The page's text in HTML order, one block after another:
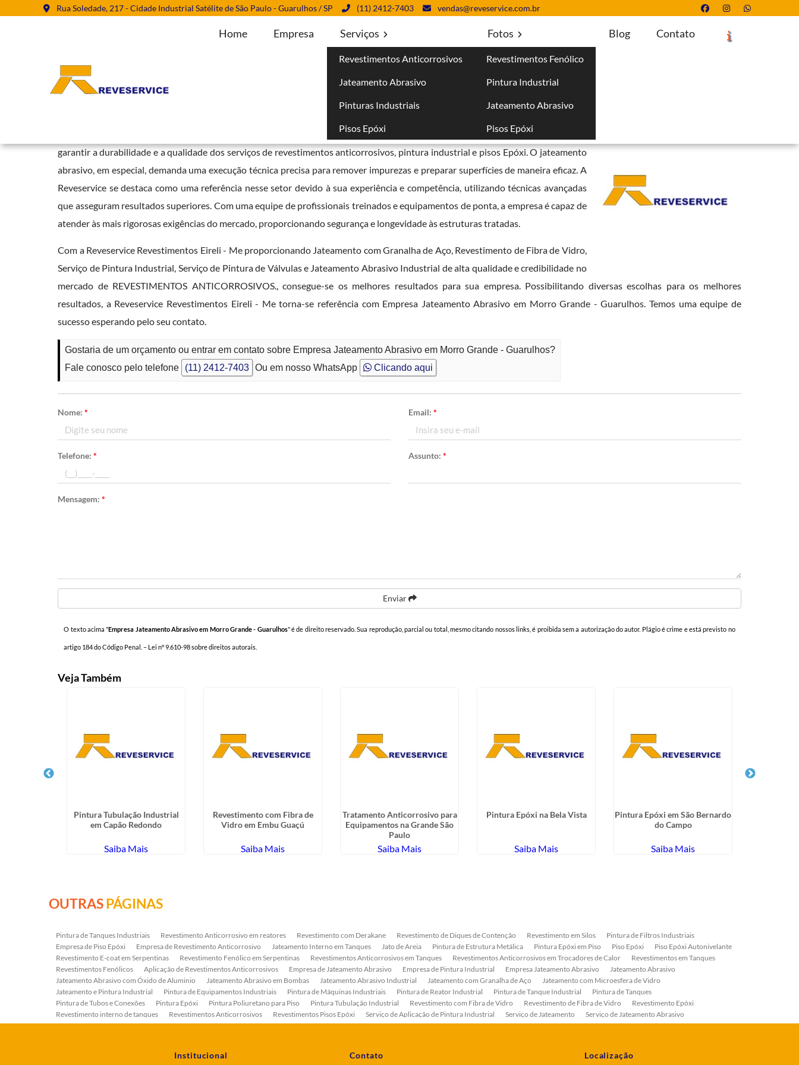
Rua Soledade, 217 - Cidade Industrial Satélite de São Paulo - Guarulhos / SP (11) 2412-7403 vendas@reveservice.com.br
Home Empresa Serviços
Revestimentos Anticorrosivos
Jateamento Abrasivo
Pinturas Industriais
Pisos Epóxi
Fotos
Revestimentos Fenólico
Pintura Industrial
Jateamento Abrasivo
Pisos Epóxi
Blog Contato
Empresa Jateamento Abrasivo em Morro Grande - Guarulhos Solicite um Orçamento
Empresa Jateamento Abrasivo em Morro Grande - Guarulhos
bem qualificada no mercado é essencial para
garantir a durabilidade e a qualidade dos serviços de revestimentos anticorrosivos, pintura industrial e pisos Epóxi. O jateamento
abrasivo, em especial, demanda uma execução técnica precisa para remover impurezas e preparar superfícies de maneira eficaz. A
Reveservice se destaca como uma referência nesse setor devido à sua experiência e competência, utilizando técnicas avançadas
que asseguram resultados superiores. Com uma equipe de profissionais treinados e equipamentos de ponta, a empresa é capaz de
atender às mais rigorosas exigências do mercado, proporcionando segurança e longevidade às estruturas tratadas.
Com a Reveservice Revestimentos Eireli - Me proporcionando Jateamento com Granalha de Aço, Revestimento de Fibra de Vidro,
Serviço de Pintura Industrial, Serviço de Pintura de Válvulas e Jateamento Abrasivo Industrial de alta qualidade e credibilidade no
mercado de REVESTIMENTOS ANTICORROSIVOS., consegue-se os melhores resultados para sua empresa. Possibilitando diversas escolhas para os melhores
resultados, a Reveservice Revestimentos Eireli - Me torna-se referência com Empresa Jateamento Abrasivo em Morro Grande - Guarulhos. Temos uma equipe de
sucesso esperando pelo seu contato.
Gostaria de um orçamento ou entrar em contato sobre Empresa Jateamento Abrasivo em Morro Grande - Guarulhos?
Fale conosco pelo telefone
(11) 2412-7403 Ou em nosso WhatsApp Clicando aqui
Nome:* Email: *
Telefone:* Assunto: *
Mensagem:*
Enviar
O texto acima "Empresa Jateamento Abrasivo em Morro Grande - Guarulhos" é de direito reservado. Sua reprodução, parcial ou total, mesmo citando nossos links, é proibida sem a autorização do autor. Plágio é crime e está previsto no
artigo 184 do Código Penal. – Lei n° 9.610-98 sobre direitos autorais
Veja Também
Pintura Tubulação Industrial
em Capão Redondo
Saiba Mais
Revestimento com Fibra de
Vidro em Embu Guaçú
Saiba Mais
Tratamento Anticorrosivo para
Equipamentos na Grande São
Paulo
Saiba Mais
Pintura Epóxi na Bela Vista
Saiba Mais
Pintura Epóxi em São Bernardo
do Campo
Saiba Mais
OUTRASPÁGINAS
Pintura de Tanques Industriais Revestimento Anticorrosivo em reatores Revestimento com Derakane Revestimento de Diques de Contenção Revestimento em Silos
Pintura de Filtros Industriais
Empresa de Piso Epóxi
Empresa de Revestimento Anticorrosivo Jateamento Interno em Tanques Jato de Areia Pintura de Estrutura Metálica Pintura Epóxi em Piso Piso Epóxi
Piso Epóxi Autonivelante
Revestimento E-coat em Serpentinas
Revestimento Fenólico em Serpentinas Revestimentos Anticorrosivos em Tanques Revestimentos Anticorrosivos em Trocadores de Calor
Revestimentos em Tanques
Revestimentos Fenólicos
Aplicação de Revestimentos Anticorrosivos Empresa de Jateamento Abrasivo Empresa de Pintura Industrial Empresa Jateamento Abrasivo
Jateamento Abrasivo
Jateamento Abrasivo com Óxido de Aluminio
Jateamento Abrasivo em Bombas Jateamento Abrasivo Industrial Jateamento com Granalha de Aço
Jateamento com Microesfera de Vidro
Jateamento e Pintura Industrial
Pintura de Equipamentos Industriais Pintura de Máquinas Industriais Pintura de Reator Industrial Pintura de Tanque Industrial
Pintura de Tanques
Pintura de Tubos e Conexões
Pintura Epóxi Pintura Poliuretano para Piso Pintura Tubulação Industrial Revestimento com Fibra de Vidro Revestimento de Fibra de Vidro
Revestimento Epóxi
Revestimento interno de tanques
Revestimentos Anticorrosivos Revestimentos Pisos Epóxi Serviço de Aplicação de Pintura Industrial Serviço de Jateamento
Serviço de Jateamento Abrasivo
Serviço de Jateamento e Pintura
Serviço de Jateamento em Bombas Serviço de Pintura de Bombas Industriais Serviço de Pintura de Tanque Industrial
Serviço de Pintura de Válvulas
Institucional Contato Localização